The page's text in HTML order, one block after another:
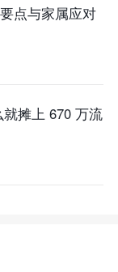
点与家属应对
摊上 670 万流